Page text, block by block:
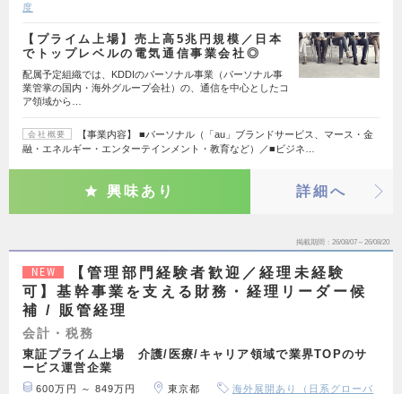
度
【プライム上場】売上高5兆円規模／日本
でトップレベルの電気通信事業会社◎
配属予定組織では、KDDIのパーソナル事業（パーソナル事
業管掌の国内・海外グループ会社）の、通信を中心としたコ
ア領域から…
会社概要
【事業内容】 ■パーソナル（「au」ブランドサービス、マース・金
融・エネルギー・エンターテインメント・教育など）／■ビジネ…
興味あり 詳細へ
掲載期間 26/08/07～26/08/20
NEW
【管理部門経験者歓迎／経理未経験
可】基幹事業を支える財務・経理リーダー候
補 / 販管経理
会計・税務
東証プライム上場 介護/医療/キャリア領域で業界TOPのサ
ービス運営企業
600万円 ～ 849万円 東京都
海外展開あり（日系グローバ